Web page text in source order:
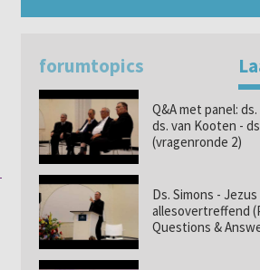
forumtopics
Q&A met panel:
ds. van Kooten -
(vragenronde 2)
Ds. Simons -
allesovertreffend
Questions &